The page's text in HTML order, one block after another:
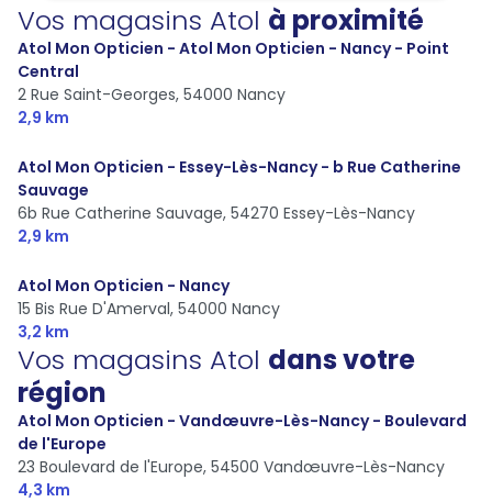
Vos magasins Atol à proximité
Atol Mon Opticien - Atol Mon Opticien - Nancy - Point
Central
2 Rue Saint-Georges, 54000 Nancy
2,9 km
Atol Mon Opticien - Essey-Lès-Nancy - b Rue Catherine
Sauvage
6b Rue Catherine Sauvage, 54270 Essey-Lès-Nancy
2,9 km
Atol Mon Opticien - Nancy
15 Bis Rue D'Amerval, 54000 Nancy
3,2 km
Vos magasins Atol dans votre
région
Atol Mon Opticien - Vandœuvre-Lès-Nancy - Boulevard
de l'Europe
23 Boulevard de l'Europe, 54500 Vandœuvre-Lès-Nancy
4,3 km